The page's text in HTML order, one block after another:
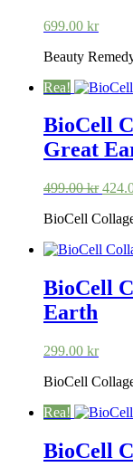
699.00 kr
Beauty
Rea!
BioCell
Great
499.00kr Det
priset
BioCell
BioCell
Earth
299.00 kr
BioCell
Rea!
BioCell